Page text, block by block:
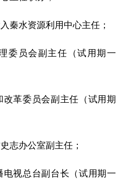
水资源利用中心主任；
员会副主任（试用期一
革委员会副主任（试用期
办公室副主任；
视总台副台长（试用期一